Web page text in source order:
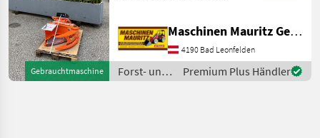
Gebrauchtmaschine
Schneiddurchmesser
Weichholz: 250mm *
Schneiddurchmesser
Hartholz: 190m
Maschinen Mauritz GesmbH
4190 Bad Leonfelden
Forst- und
Holztechnik
Premium Plus Händler